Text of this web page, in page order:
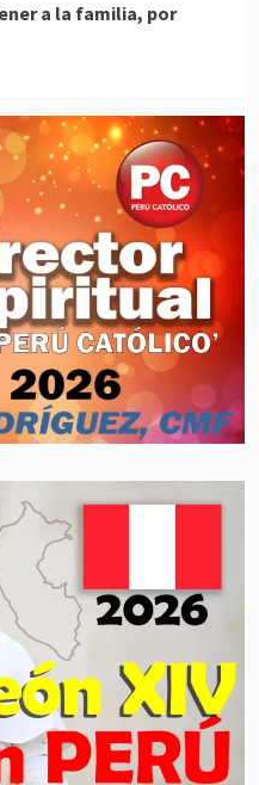
a la familia, por